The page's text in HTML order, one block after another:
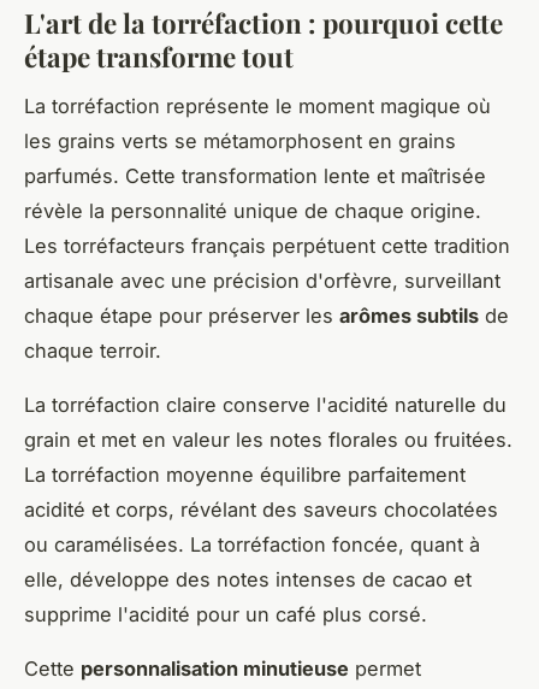
L'art de la torréfaction : pourquoi cette
étape transforme tout
La torréfaction représente le moment magique où
les grains verts se métamorphosent en grains
parfumés. Cette transformation lente et maîtrisée
révèle la personnalité unique de chaque origine.
Les torréfacteurs français perpétuent cette tradition
artisanale avec une précision d'orfèvre, surveillant
chaque étape pour préserver les arômes subtils de
chaque terroir.
La torréfaction claire conserve l'acidité naturelle du
grain et met en valeur les notes florales ou fruitées.
La torréfaction moyenne équilibre parfaitement
acidité et corps, révélant des saveurs chocolatées
ou caramélisées. La torréfaction foncée, quant à
elle, développe des notes intenses de cacao et
supprime l'acidité pour un café plus corsé.
Cette personnalisation minutieuse permet